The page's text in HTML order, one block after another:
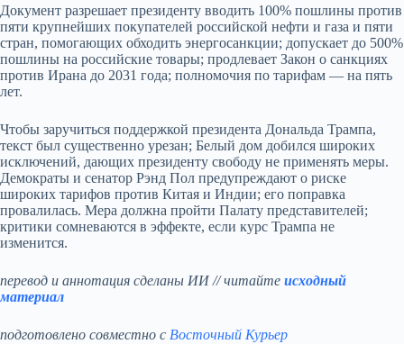
Документ разрешает президенту вводить 100% пошлины против
пяти крупнейших покупателей российской нефти и газа и пяти
стран, помогающих обходить энергосанкции; допускает до 500%
пошлины на российские товары; продлевает Закон о санкциях
против Ирана до 2031 года; полномочия по тарифам — на пять
лет.
Чтобы заручиться поддержкой президента Дональда Трампа,
текст был существенно урезан; Белый дом добился широких
исключений, дающих президенту свободу не применять меры.
Демократы и сенатор Рэнд Пол предупреждают о риске
широких тарифов против Китая и Индии; его поправка
провалилась. Мера должна пройти Палату представителей;
критики сомневаются в эффекте, если курс Трампа не
изменится.
перевод и аннотация сделаны ИИ // читайте исходный
материал
подготовлено совместно с Восточный Курьер